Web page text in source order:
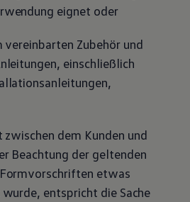
eignet oder
vereinbarten Zubehörund
einschließlich
dem Kunden und
Beachtung der geltenden
etwas
entspricht die Sache